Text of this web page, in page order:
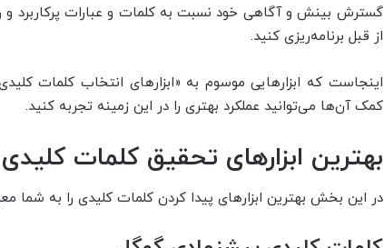
گسترش بینش و آگاهی خود نسبت به کلمات و عبارات پرکاربرد و
از قبل برنامه‌ریزی کنید.
اینجاست که ابزارهایی موسوم به «ابزارهای انتخاب کلمات
کمک آن‌ها می‌توانید عملکرد بهتری را در این زمینه تجربه کنید.
بهترین ابزارهای تحقیق کلمات کلیدی
در این بخش بهترین ابزارهای پیدا کردن کلمات کلیدی را به شما